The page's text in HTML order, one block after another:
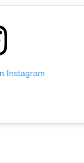
Instagram